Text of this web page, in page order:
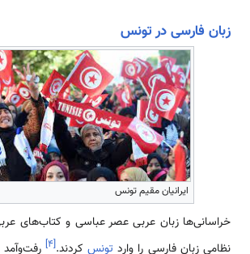
زبان فارسی در تونس
ایرانیان مقیم تونس
خراسانی‌ها زبان عربی عصر عباسی و کتاب‌های
نظامی زبان فارسی را وارد تونسکردند.[۴] رفت‌وآمد